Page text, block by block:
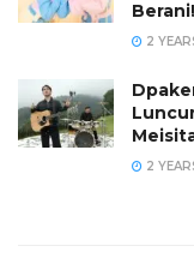
Berani!
2
2